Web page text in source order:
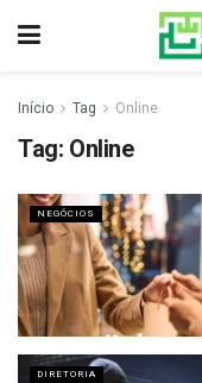
Início Tag Online
Tag: Online
NEGÓCIOS
DIRETORIA